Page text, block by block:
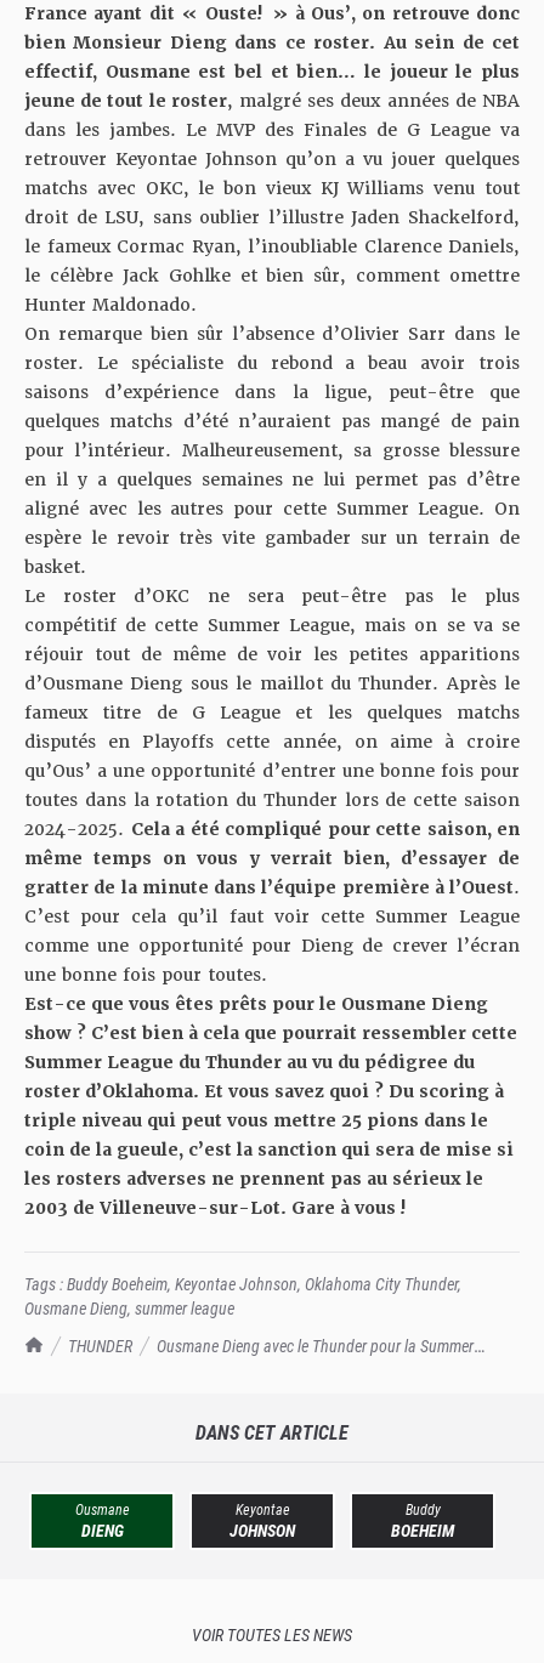
TrashTalk Actu NBA
THUNDER
Ousmane Dieng avec le Thunder pour la Summer
France ayant dit « Ouste! » à Ous’, on retrouve donc
bien Monsieur Dieng dans ce roster. Au sein de cet
effectif, Ousmane est bel et bien… le joueur le plus
jeune de tout le roster, malgré ses deux années de NBA
dans les jambes. Le MVP des Finales de G League va
retrouver Keyontae Johnson qu’on a vu jouer quelques
matchs avec OKC, le bon vieux KJ Williams venu tout
droit de LSU, sans oublier l’illustre Jaden Shackelford,
le fameux Cormac Ryan, l’inoubliable Clarence Daniels,
le célèbre Jack Gohlke et bien sûr, comment omettre
Hunter Maldonado.
On remarque bien sûr l’absence d’Olivier Sarr dans le
roster. Le spécialiste du rebond a beau avoir trois
saisons d’expérience dans la ligue, peut-être que
quelques matchs d’été n’auraient pas mangé de pain
pour l’intérieur. Malheureusement, sa grosse blessure
en il y a quelques semaines ne lui permet pas d’être
aligné avec les autres pour cette Summer League. On
espère le revoir très vite gambader sur un terrain de
basket.
Le roster d’OKC ne sera peut-être pas le plus
compétitif de cette Summer League, mais on se va se
réjouir tout de même de voir les petites apparitions
d’Ousmane Dieng sous le maillot du Thunder. Après le
fameux titre de G League et les quelques matchs
disputés en Playoffs cette année, on aime à croire
qu’Ous’ a une opportunité d’entrer une bonne fois pour
toutes dans la rotation du Thunder lors de cette saison
2024-2025. Cela a été compliqué pour cette saison, en
même temps on vous y verrait bien, d’essayer de
gratter de la minute dans l’équipe première à l’Ouest.
C’est pour cela qu’il faut voir cette Summer League
comme une opportunité pour Dieng de crever l’écran
une bonne fois pour toutes.
Est-ce que vous êtes prêts pour le Ousmane Dieng
show ? C’est bien à cela que pourrait ressembler cette
Summer League du Thunder au vu du pédigree du
roster d’Oklahoma. Et vous savez quoi ? Du scoring à
triple niveau qui peut vous mettre 25 pions dans le
coin de la gueule, c’est la sanction qui sera de mise si
les rosters adverses ne prennent pas au sérieux le
2003 de Villeneuve-sur-Lot. Gare à vous !
Tags :Buddy Boeheim, Keyontae Johnson, Oklahoma City Thunder,
Ousmane Dieng, summer league
DANS CET ARTICLE
Ousmane
DIENG
Keyontae
JOHNSON
Buddy
BOEHEIM
VOIR TOUTES LES NEWS